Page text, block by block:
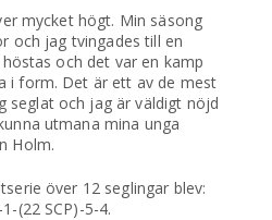
mycket högt. Min säsong
och jag tvingades till en
och det var en kamp
i form. Det är ett av de mest
seglat och jag är väldigt nöjd
utmana mina unga
Holm.
över 12 seglingar blev:
(22 SCP)-5-4.